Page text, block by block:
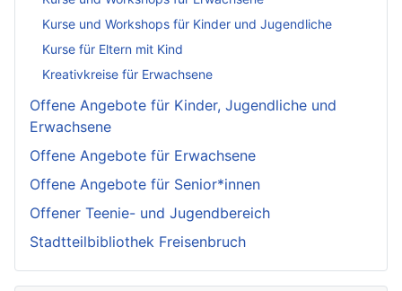
Kurse und Workshops für Kinder und Jugendliche
Kurse für Eltern mit Kind
Kreativkreise für Erwachsene
Offene Angebote für Kinder, Jugendliche und
Erwachsene
Offene Angebote für Erwachsene
Offene Angebote für Senior*innen
Offener Teenie- und Jugendbereich
Stadtteilbibliothek Freisenbruch